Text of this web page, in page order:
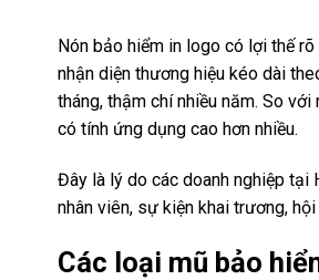
Nón bảo hiểm in logo có lợi thế
nhận diện thương hiệu kéo dài
tháng, thậm chí nhiều năm. So
có tính ứng dụng cao hơn nhiều.
Đây là lý do các doanh nghiệp tại
nhân viên, sự kiện khai trương,
Các loại mũ bảo